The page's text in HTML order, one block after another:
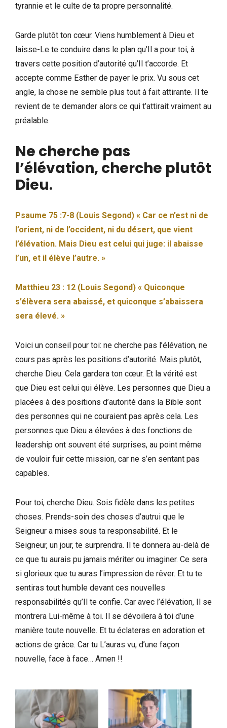
tyrannie et le culte de ta propre personnalité.
Garde plutôt ton cœur. Viens humblement à Dieu et
laisse-Le te conduire dans le plan qu’Il a pour toi, à
travers cette position d’autorité qu’Il t’accorde. Et
accepte comme Esther de payer le prix. Vu sous cet
angle, la chose ne semble plus tout à fait attirante. Il te
revient de te demander alors ce qui t’attirait vraiment au
préalable.
Ne cherche pas
l’élévation, cherche plutôt
Dieu.
Psaume 75 :7-8 (Louis Segond) « Car ce n’est ni de
l’orient, ni de l’occident, ni du désert, que vient
l’élévation. Mais Dieu est celui qui juge: il abaisse
l’un, et il élève l’autre. »
Matthieu 23 : 12 (Louis Segond) « Quiconque
s’élèvera sera abaissé, et quiconque s’abaissera
sera élevé. »
Voici un conseil pour toi: ne cherche pas l’élévation, ne
cours pas après les positions d’autorité. Mais plutôt,
cherche Dieu. Cela gardera ton cœur. Et la vérité est
que Dieu est celui qui élève. Les personnes que Dieu a
placées à des positions d’autorité dans la Bible sont
des personnes qui ne couraient pas après cela. Les
personnes que Dieu a élevées à des fonctions de
leadership ont souvent été surprises, au point même
de vouloir fuir cette mission, car ne s’en sentant pas
capables.
Pour toi, cherche Dieu. Sois fidèle dans les petites
choses. Prends-soin des choses d’autrui que le
Seigneur a mises sous ta responsabilité. Et le
Seigneur, un jour, te surprendra. Il te donnera au-delà de
ce que tu aurais pu jamais mériter ou imaginer. Ce sera
si glorieux que tu auras l’impression de rêver. Et tu te
sentiras tout humble devant ces nouvelles
responsabilités qu’Il te confie. Car avec l’élévation, Il se
montrera Lui-même à toi. Il se dévoilera à toi d’une
manière toute nouvelle. Et tu éclateras en adoration et
actions de grâce. Car tu L’auras vu, d’une façon
nouvelle, face à face… Amen !!